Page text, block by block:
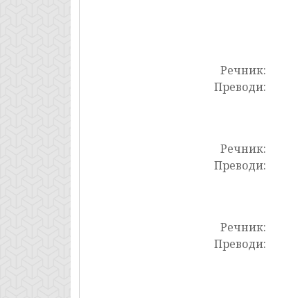
Речник:
Преводи:
Речник:
Преводи:
Речник:
Преводи: